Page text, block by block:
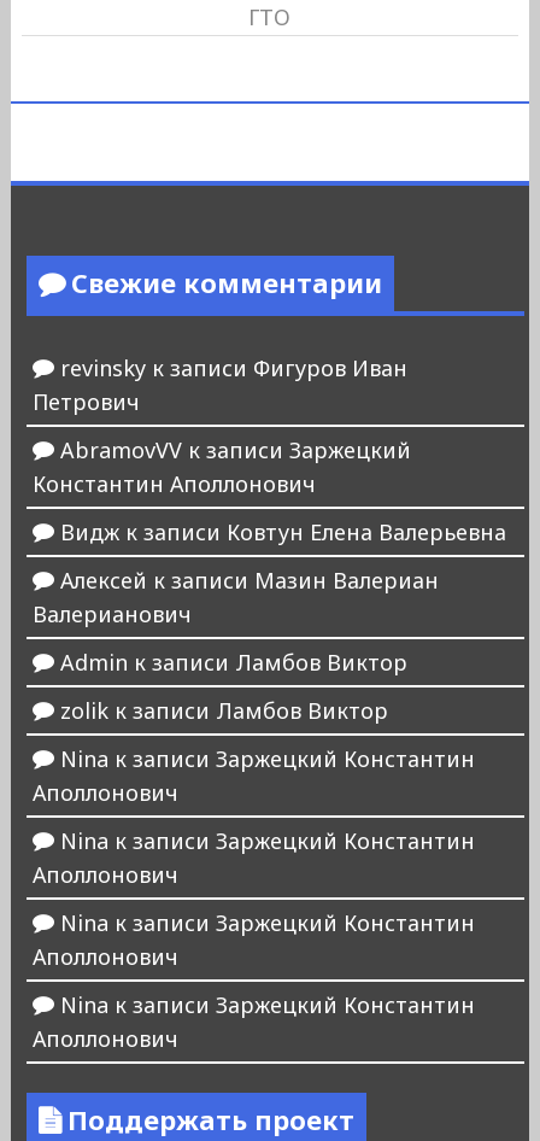
ГТО
Свежие комментарии
revinskyк записи Фигуров Иван
Петрович
AbramovVVк записи Заржецкий
Константин Аполлонович
Виджк записи Ковтун Елена Валерьевна
Алексей к записи Мазин Валериан
Валерианович
Admin к записи Ламбов Виктор
zolikк записи Ламбов Виктор
Nina к записи Заржецкий Константин
Аполлонович
Nina к записи Заржецкий Константин
Аполлонович
Nina к записи Заржецкий Константин
Аполлонович
Nina к записи Заржецкий Константин
Аполлонович
Поддержать проект